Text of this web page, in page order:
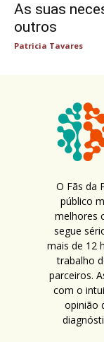
As suas
outros
Patricia Tavares
O Fãs da
público
melhores
segue
mais de 12
trabalho
parceiros.
com o
opinião